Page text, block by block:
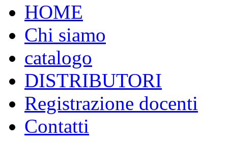
HOME
Chi siamo
catalogo
DISTRIBUTORI
Registrazione docenti
Contatti